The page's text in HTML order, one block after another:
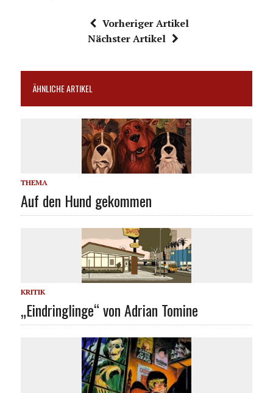
Vorheriger Artikel
Nächster Artikel
ÄHNLICHE ARTIKEL
THEMA
Auf den Hund gekommen
KRITIK
„Eindringlinge“ von Adrian Tomine